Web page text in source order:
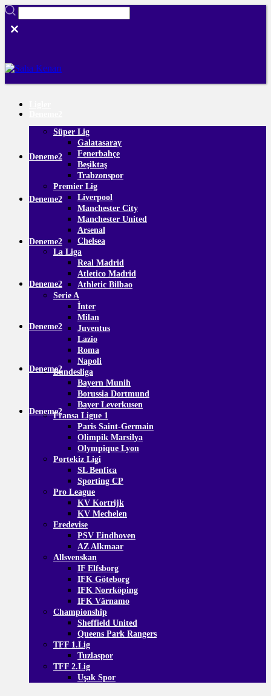
Süper Lig
Galatasaray
Fenerbahçe
Beşiktaş
Trabzonspor
Premier Lig
Liverpool
Manchester City
Manchester United
Arsenal
Chelsea
La Liga
Real Madrid
Atletico Madrid
Athletic Bilbao
Serie A
İnter
Milan
Juventus
Lazio
Roma
Napoli
Bundesliga
Bayern Munih
Borussia Dortmund
Bayer Leverkusen
Fransa Ligue 1
Paris Saint-Germain
Olimpik Marsilya
Olympique Lyon
Portekiz Ligi
SL Benfica
Sporting CP
Pro League
KV Kortrijk
KV Mechelen
Eredevise
PSV Eindhoven
AZ Alkmaar
Allsvenskan
IF Elfsborg
IFK Göteborg
IFK Norrköping
IFK Värnamo
Championship
Sheffield United
Queens Park Rangers
TFF 1.Lig
Tuzlaspor
TFF 2.Lig
Uşak Spor
Deneme2
Deneme2
Deneme2
Deneme2
Deneme2
Deneme2
Deneme2